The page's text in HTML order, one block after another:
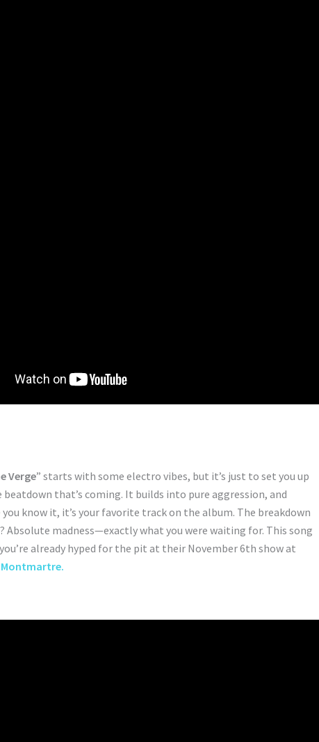
Verge” starts with some electro vibes, but it’s just to set you up
that’s coming. It builds into pure aggression, and
know it, it’s your favorite track on the album. The breakdown
Absolute madness—exactly what you were waiting for. This song
already hyped for the pit at their November 6th show at
Montmartre.